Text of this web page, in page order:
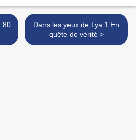
Dans les yeux de Lya 1.En
quête de vérité >